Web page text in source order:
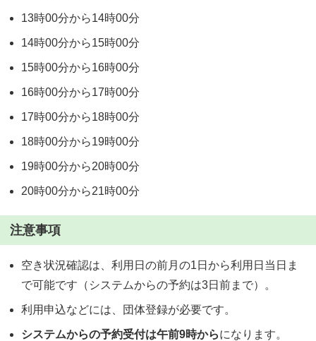
13時00分から14時00分
14時00分から15時00分
15時00分から16時00分
16時00分から17時00分
17時00分から18時00分
18時00分から19時00分
19時00分から20時00分
20時00分から21時00分
注意事項
空き状況確認は、利用日の前月の1日から利用日当日ま
で可能です（システムからの予約は3日前まで）。
利用申込などには、団体登録が必要です。
システムからの予約受付は午前9時からになります。